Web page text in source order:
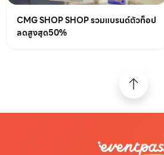
CMG SHOP SHOP รวมแบรนด์ตัวท็อป
ลดสูงสุด50%